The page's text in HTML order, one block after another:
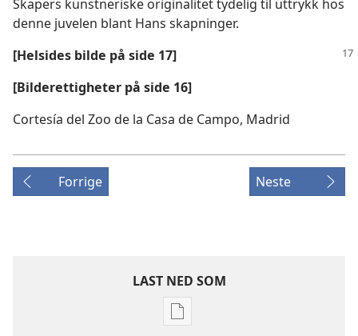
Skapers kunstneriske originalitet tydelig til uttrykk hos
denne juvelen blant Hans skapninger.
[Helsides bilde på side 17]
[Bilderettigheter på side 16]
Cortesía del Zoo de la Casa de Campo, Madrid
Forrige Neste
LAST NED SOM
Nedlastingsalternativer